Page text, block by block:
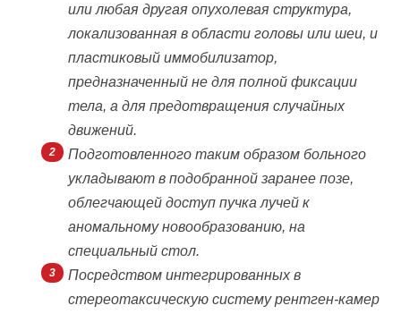
или любая другая опухолевая структура,
локализованная в области головы или шеи, и
пластиковый иммобилизатор,
предназначенный не для полной фиксации
тела, а для предотвращения случайных
движений.
Подготовленного таким образом больного
укладывают в подобранной заранее позе,
облегчающей доступ пучка лучей к
аномальному новообразованию, на
специальный стол.
Посредством интегрированных в
стереотаксическую систему рентген-камер